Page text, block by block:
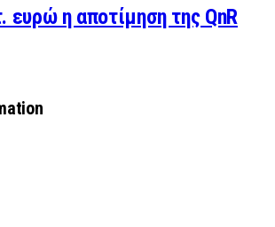
ευρώ η αποτίμηση της QnR